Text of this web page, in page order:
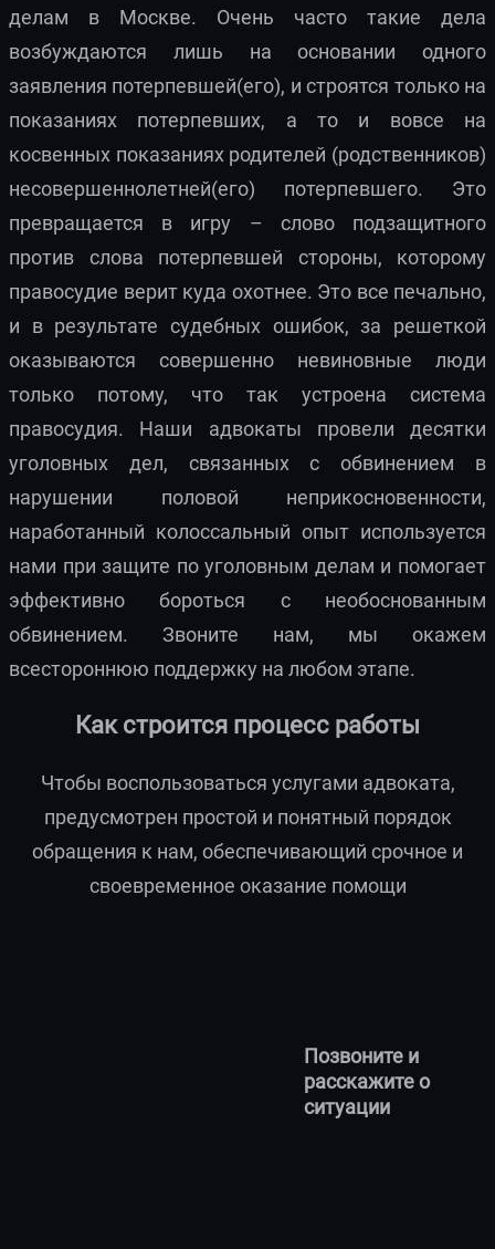
делам в Москве. Очень часто такие дела
возбуждаются лишь на основании одного
заявления потерпевшей(его), и строятся только на
показаниях потерпевших, а то и вовсе на
косвенных показаниях родителей (родственников)
несовершеннолетней(его) потерпевшего. Это
превращается в игру – слово подзащитного
против слова потерпевшей стороны, которому
правосудие верит куда охотнее. Это все печально,
и в результате судебных ошибок, за решеткой
оказываются совершенно невиновные люди
только потому, что так устроена система
правосудия. Наши адвокаты провели десятки
уголовных дел, связанных с обвинением в
нарушении половой неприкосновенности,
наработанный колоссальный опыт используется
нами при защите по уголовным делам и помогает
эффективно бороться с необоснованным
обвинением. Звоните нам, мы окажем
всестороннюю поддержку на любом этапе.
Как строится процесс работы
Чтобы воспользоваться услугами адвоката,
предусмотрен простой и понятный порядок
обращения к нам, обеспечивающий срочное и
своевременное оказание помощи
Позвоните и
расскажите о
ситуации